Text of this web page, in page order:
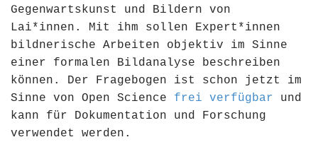
Gegenwartskunst und Bildern von
Lai*innen. Mit ihm sollen Expert*innen
bildnerische Arbeiten objektiv im Sinne
einer formalen Bildanalyse beschreiben
können. Der Fragebogen ist schon jetzt im
Sinne von Open Science frei verfügbar und
kann für Dokumentation und Forschung
verwendet werden.